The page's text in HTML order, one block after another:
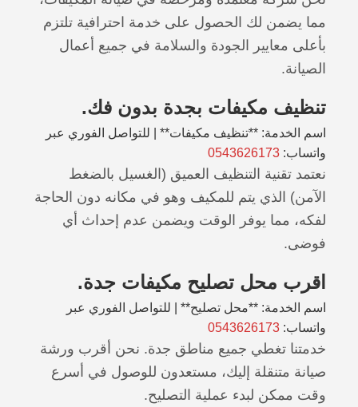
مما يضمن لك الحصول على خدمة احترافية تلتزم
بأعلى معايير الجودة والسلامة في جميع أعمال
الصيانة.
تنظيف مكيفات بجدة بدون فك.
اسم الخدمة: **تنظيف مكيفات** | للتواصل الفوري عبر
واتساب: 0543626173
نعتمد تقنية التنظيف العميق (الغسيل بالضغط
الآمن) الذي يتم للمكيف وهو في مكانه دون الحاجة
لفكه، مما يوفر الوقت ويضمن عدم إحداث أي
فوضى.
اقرب محل تصليح مكيفات جدة.
اسم الخدمة: **محل تصليح** | للتواصل الفوري عبر
واتساب: 0543626173
خدمتنا تغطي جميع مناطق جدة. نحن أقرب ورشة
صيانة متنقلة إليك، مستعدون للوصول في أسرع
وقت ممكن لبدء عملية التصليح.